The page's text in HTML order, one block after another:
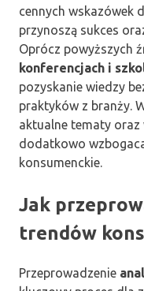
cennych wskazówek
przynoszą sukces
Oprócz powyższych
konferencjach i
pozyskanie wiedzy
praktyków z branży.
aktualne tematy
dodatkowo
konsumenckie.
Jak
trendów
Przeprowadzenie